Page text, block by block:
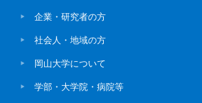
企業・研究者の方
社会人・地域の方
岡山大学について
学部・大学院・病院等